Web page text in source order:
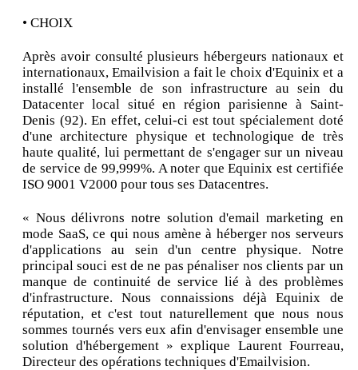
• CHOIX
Après avoir consulté plusieurs hébergeurs nationaux et
internationaux, Emailvision a fait le choix d'Equinix et a
installé l'ensemble de son infrastructure au sein du
Datacenter local situé en région parisienne à Saint-
Denis (92). En effet, celui-ci est tout spécialement doté
d'une architecture physique et technologique de très
haute qualité, lui permettant de s'engager sur un niveau
de service de 99,999%. A noter que Equinix est certifiée
ISO 9001 V2000 pour tous ses Datacentres.
« Nous délivrons notre solution d'email marketing en
mode SaaS, ce qui nous amène à héberger nos serveurs
d'applications au sein d'un centre physique. Notre
principal souci est de ne pas pénaliser nos clients par un
manque de continuité de service lié à des problèmes
d'infrastructure. Nous connaissions déjà Equinix de
réputation, et c'est tout naturellement que nous nous
sommes tournés vers eux afin d'envisager ensemble une
solution d'hébergement » explique Laurent Fourreau,
Directeur des opérations techniques d'Emailvision.